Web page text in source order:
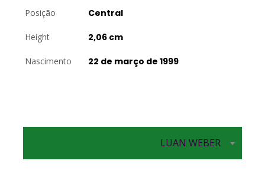
Posição Central
Height 2,06 cm
Nascimento 22 de março de 1999
LUAN WEBER